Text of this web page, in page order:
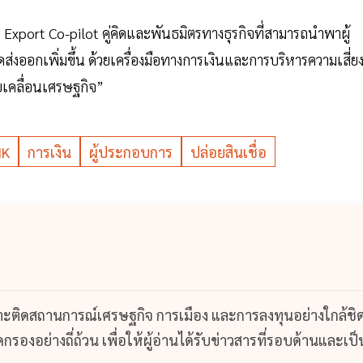
Co-pilot คู่คิดและพันธมิตรทางธุรกิจที่สามารถนำพาผู้
ออกเพิ่มขึ้น ด้วยเครื่องมือทางการเงินและการบริหารความเสี่ย
คลื่อนเศรษฐกิจ”
การเงิน ผู้ประกอบการ ปล่อยสินเชื่อ
ดสถานการณ์เศรษฐกิจ การเมือง และการลงทุนอย่างใกล้ชิ
องอย่างถี่ถ้วน เพื่อให้ผู้อ่านได้รับข่าวสารที่รอบด้านและเป็